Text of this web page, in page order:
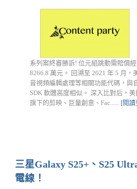
系列案終審勝訴! 位元組跳動需賠償
8266.8 萬元。 回溯至 2021 年 5 月，
音視頻編輯處理等相關功能代碼，與
SDK 軟體高度相似。 深入比對后，
旗下的剪映、巨量創意、Fac...... [閱
三星Galaxy S25+、S25
電線！